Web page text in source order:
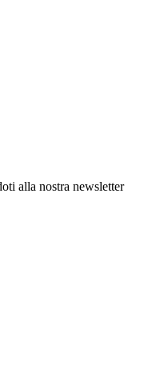
alla nostra newsletter